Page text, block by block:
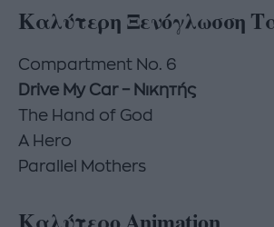
Καλύτερη Ξενόγλωσση
Compartment No. 6
Drive My Car – Νικητής
The Hand of God
A Hero
Parallel Mothers